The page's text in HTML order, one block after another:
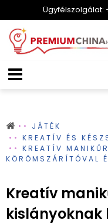
Ügyfélszolgálat:
JÁTÉK
KREATÍV ÉS
KREATÍV
KÖRÖMSZÁRÍTÓVAL
Kreatív
kislányoknak